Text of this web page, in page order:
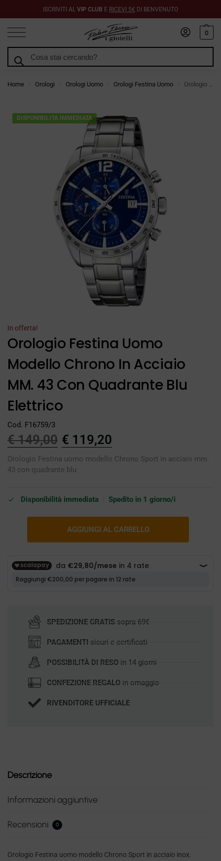
ISCRIVITI AL VIP CLUB E RICEVI 5€ DI BENVENUTO
0
Home Orologi Orologi Uomo Orologi Festina Uomo Orologio Festina Uomo Modello Chrono In Acciaio MM. 43 Con Quadrante Blu Elettrico
DISPONIBILITA IMMEDIATA
In offerta!
Orologio Festina Uomo
Modello Chrono In Acciaio
MM. 43 Con Quadrante Blu
Elettrico
Cod. F16759/3
€149,00 € 119,20
Orologio Festina uomo modello Chrono Sport in acciaio mm.
43 con quadrante blu
Disponibilità immediata Spedito in 1 giorno/i
AGGIUNGI AL CARRELLO
SPEDIZIONE GRATISsopra 69€
PAGAMENTI sicuri e certificati
POSSIBILITÀ DI RESO in 14 giorni
CONFEZIONE REGALOin omaggio
RIVENDITORE UFFICIALE
Descrizione
Informazioni aggiuntive
Recensioni 0
Orologio Festina uomo modello Chrono Sport in acciaio inox.